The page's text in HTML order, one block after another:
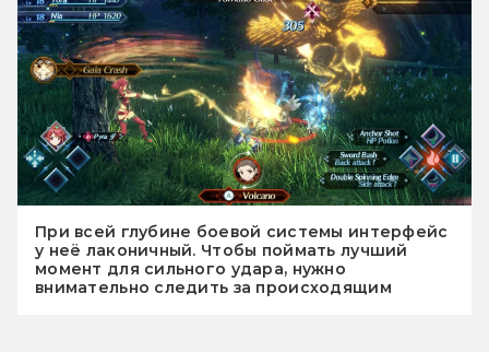
При всей глубине боевой системы интерфейс
у неё лаконичный. Чтобы поймать лучший
момент для сильного удара, нужно
внимательно следить за происходящим